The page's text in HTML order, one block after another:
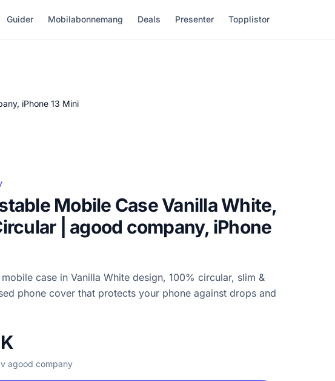
Guider Mobilabonnemang Deals Presenter Topplistor
iPhone 13 Mini
Mobile Case Vanilla White,
| agood company, iPhone
case in Vanilla White design, 100% circular, slim &
phone cover that protects your phone against drops and
agood company